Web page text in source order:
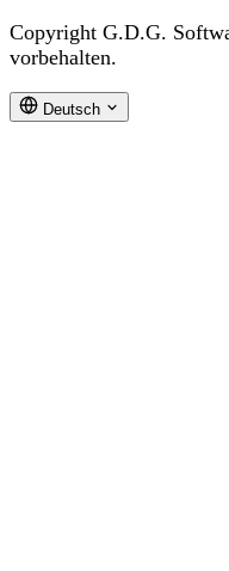
Copyright G.D.G.
vorbehalten.
Deutsch